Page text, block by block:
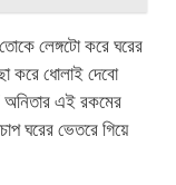
লেঙ্গটো করে ঘরের
করে ধোলাই দেবো
এই রকমের
ঘরের ভেতরে গিয়ে